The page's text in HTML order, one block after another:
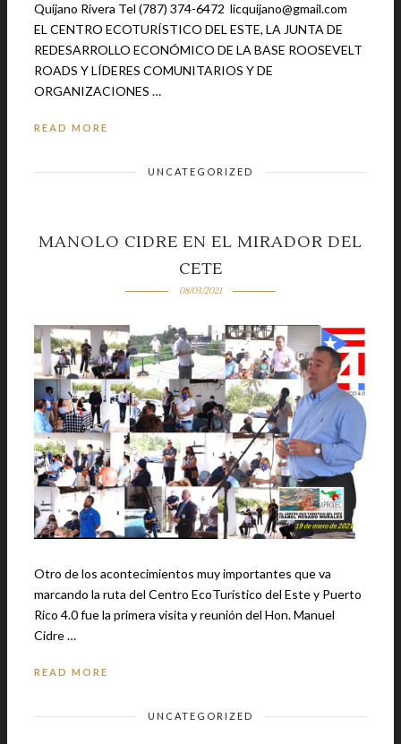
Quijano Rivera Tel (787) 374-6472 licquijano@gmail.com
EL CENTRO ECOTURÍSTICO DEL ESTE, LA JUNTA DE
REDESARROLLO ECONÓMICO DE LA BASE ROOSEVELT
ROADS Y LÍDERES COMUNITARIOS Y DE
ORGANIZACIONES …
READ MORE
UNCATEGORIZED
MANOLO CIDRE EN EL MIRADOR DEL
CETE
08/03/2021
Otro de los acontecimientos muy importantes que va
marcando la ruta del Centro EcoTurístico del Este y Puerto
Rico 4.0 fue la primera visita y reunión del Hon. Manuel
Cidre …
READ MORE
UNCATEGORIZED